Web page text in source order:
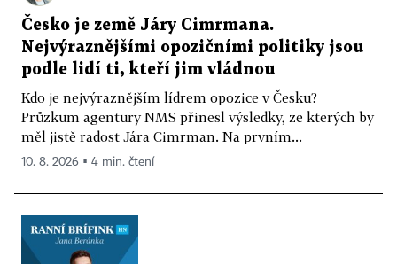
Česko je země Járy Cimrmana.
Nejvýraznějšími opozičními politiky jsou
podle lidí ti, kteří jim vládnou
Kdo je nejvýraznějším lídrem opozice v Česku?
Průzkum agentury NMS přinesl výsledky, ze kterých by
měl jistě radost Jára Cimrman. Na prvním...
10. 8. 2026 ▪ 4 min. čtení